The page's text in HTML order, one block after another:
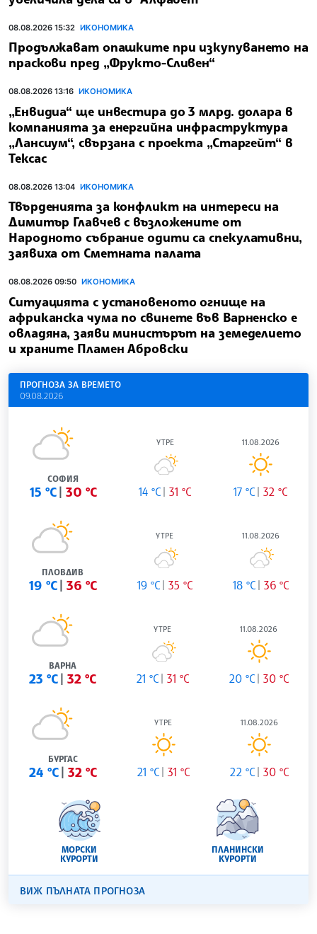
08.08.2026 15:32 ИКОНОМИКА
Продължават опашките при изкупуването на
праскови пред „Фрукто-Сливен“
08.08.2026 13:16 ИКОНОМИКА
„Енвидиа“ ще инвестира до 3 млрд. долара в
компанията за енергийна инфраструктура
„Лансиум“, свързана с проекта „Старгейт“ в
Тексас
08.08.2026 13:04 ИКОНОМИКА
Твърденията за конфликт на интереси на
Димитър Главчев с възложените от
Народното събрание одити са спекулативни,
заявиха от Сметната палата
08.08.2026 09:50 ИКОНОМИКА
Ситуацията с установеното огнище на
африканска чума по свинете във Варненско е
овладяна, заяви министърът на земеделието
и храните Пламен Абровски
ПРОГНОЗА ЗА ВРЕМЕТО
09.08.2026
СОФИЯ
15 °C 30 °C
УТРЕ
14 °C 31 °C
11.08.2026
17 °C 32 °C
ПЛОВДИВ
19 °C 36 °C
УТРЕ
19 °C 35 °C
11.08.2026
18 °C 36 °C
ВАРНА
23 °C 32 °C
УТРЕ
21 °C 31 °C
11.08.2026
20 °C 30 °C
БУРГАС
24 °C 32 °C
УТРЕ
21 °C 31 °C
11.08.2026
22 °C 30 °C
МОРСКИ
КУРОРТИ
ПЛАНИНСКИ
КУРОРТИ
ВИЖ ПЪЛНАТА ПРОГНОЗА